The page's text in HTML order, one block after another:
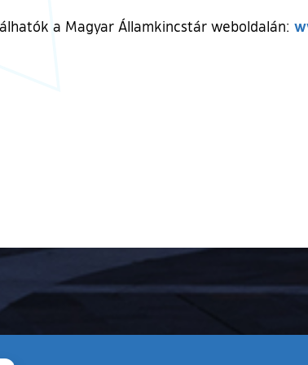
a Magyar Államkincstár weboldalán: